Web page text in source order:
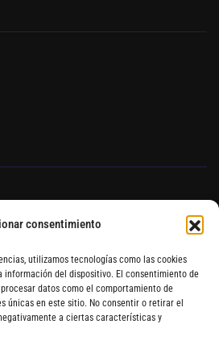
consentimiento
utilizamos tecnologías como las cookies
información del dispositivo. El consentimiento de
datos como el comportamiento de
únicas en este sitio. No consentir o retirar el
a ciertas características y
Auto Cultivo
Blanes Grow